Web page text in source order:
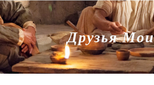
Перейти
к
содержимомуДрузья Мои